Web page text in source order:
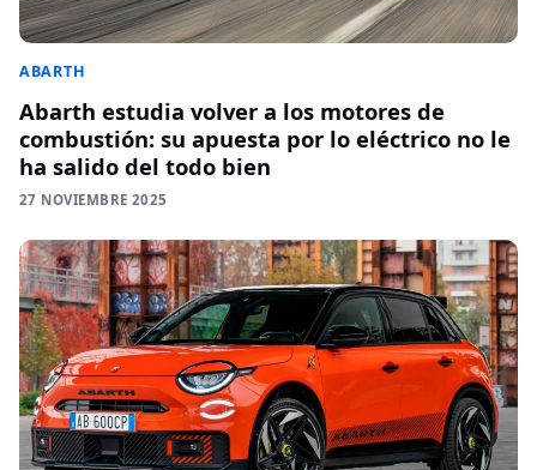
ABARTH
Abarth estudia volver a los motores de
combustión: su apuesta por lo eléctrico no le
ha salido del todo bien
27 NOVIEMBRE 2025